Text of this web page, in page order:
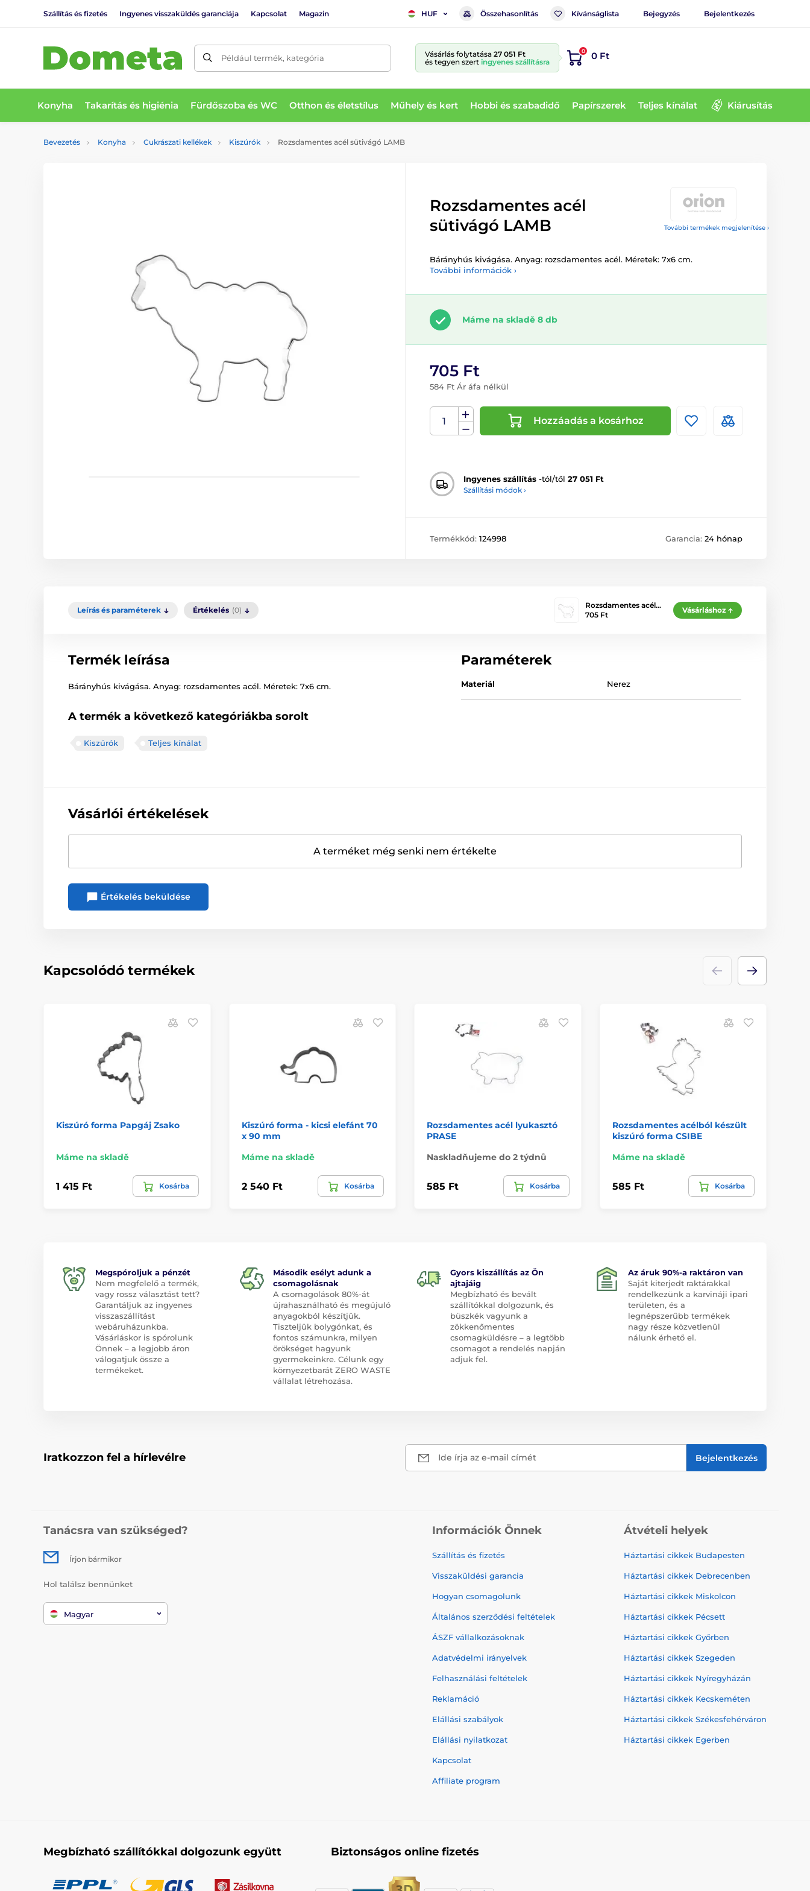
Szállítás és fizetés Ingyenes visszaküldés garanciája Kapcsolat Magazin HUF Összehasonlítás Kívánságlista Bejegyzés Bejelentkezés
Például termék, kategória Vásárlás folytatása 27 051 Ft
és tegyen szert ingyenes szállításra
0 0 Ft
Konyha Takarítás és higiénia Fürdőszoba és WC Otthon és életstílus Műhely és kert Hobbi és szabadidő Papírszerek Teljes kínálat Kiárusítás
Bevezetés Konyha Cukrászati kellékek Kiszúrók Rozsdamentes acél sütivágó LAMB
További termékek megjelenítése ›
Rozsdamentes acél
sütivágó LAMB
Bárányhús kivágása. Anyag: rozsdamentes acél. Méretek: 7x6 cm.
További információk ›
Máme na skladě 8 db
705 Ft
584 Ft Ár áfa nélkül
Hozzáadás a kosárhoz
Ingyenes szállítás -tól/től 27 051 Ft
Szállítási módok ›
Termékkód: 124998 Garancia: 24 hónap
Leírás és paraméterek Értékelés (0)
Rozsdamentes acél…
705 Ft
Vásárláshoz
Termék leírása
Bárányhús kivágása. Anyag: rozsdamentes acél. Méretek: 7x6 cm.
A termék a következő kategóriákba sorolt
Kiszúrók Teljes kínálat
Paraméterek
Materiál Nerez
Vásárlói értékelések
A terméket még senki nem értékelte
Értékelés beküldése
Kapcsolódó termékek
Kiszúró forma Papgáj Zsako
Máme na skladě
1 415 Ft Kosárba
Kiszúró forma - kicsi elefánt 70
x 90 mm
Máme na skladě
2 540 Ft Kosárba
Rozsdamentes acél lyukasztó
PRASE
Naskladňujeme do 2 týdnů
585 Ft Kosárba
Rozsdamentes acélból készült
kiszúró forma CSIBE
Máme na skladě
585 Ft Kosárba
Megspóroljuk a pénzét
Nem megfelelő a termék,
vagy rossz választást tett?
Garantáljuk az ingyenes
visszaszállítást
webáruházunkba.
Vásárláskor is spórolunk
Önnek – a legjobb áron
válogatjuk össze a
termékeket.
Második esélyt adunk a
csomagolásnak
A csomagolások 80%-át
újrahasználható és megújuló
anyagokból készítjük.
Tiszteljük bolygónkat, és
fontos számunkra, milyen
örökséget hagyunk
gyermekeinkre. Célunk egy
környezetbarát ZERO WASTE
vállalat létrehozása.
Gyors kiszállítás az Ön
ajtajáig
Megbízható és bevált
szállítókkal dolgozunk, és
büszkék vagyunk a
zökkenőmentes
csomagküldésre – a legtöbb
csomagot a rendelés napján
adjuk fel.
Az áruk 90%-a raktáron van
Saját kiterjedt raktárakkal
rendelkezünk a karvináji ipari
területen, és a
legnépszerűbb termékek
nagy része közvetlenül
nálunk érhető el.
Iratkozzon fel a hírlevélre Ide írja az e-mail címét Bejelentkezés
Tanácsra van szükséged?
Írjon bármikor
Hol találsz bennünket
Magyar
Információk Önnek
Szállítás és fizetés
Visszaküldési garancia
Hogyan csomagolunk
Általános szerződési feltételek
ÁSZF vállalkozásoknak
Adatvédelmi irányelvek
Felhasználási feltételek
Reklamáció
Elállási szabályok
Elállási nyilatkozat
Kapcsolat
Affiliate program
Átvételi helyek
Háztartási cikkek Budapesten
Háztartási cikkek Debrecenben
Háztartási cikkek Miskolcon
Háztartási cikkek Pécsett
Háztartási cikkek Győrben
Háztartási cikkek Szegeden
Háztartási cikkek Nyíregyházán
Háztartási cikkek Kecskeméten
Háztartási cikkek Székesfehérváron
Háztartási cikkek Egerben
Megbízható szállítókkal dolgozunk együtt Biztonságos online fizetés